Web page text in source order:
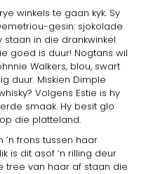
win­kels te gaan kyk. Sy
gesin: sjokolade
staan in die drankwinkel
goed is duur! Nogtans wil
Walkers, blou, swart
duur. Miskien Dimple
Volgens Estie is hy
smaak. Hy besit glo
die platteland.
frons tus­sen haar
is dit asof ’n rilling deur
tree van haar af staan die